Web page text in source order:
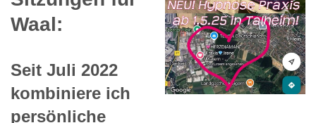
Waal:
Seit Juli 2022
kombiniere ich
persönliche